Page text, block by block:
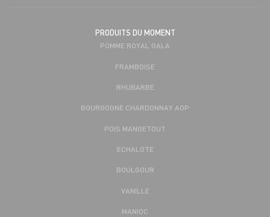
PRODUITS DU MOMENT
POMME ROYAL GALA
FRAMBOISE
RHUBARBE
BOURGOGNE CHARDONNAY AOP
POIS MANGETOUT
ECHALOTE
BOULGOUR
VANILLE
MANIOC